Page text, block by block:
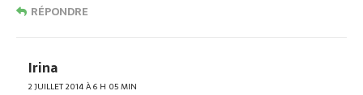
RÉPONDRE
Irina
2 JUILLET 2014 À 6 H 05 MIN